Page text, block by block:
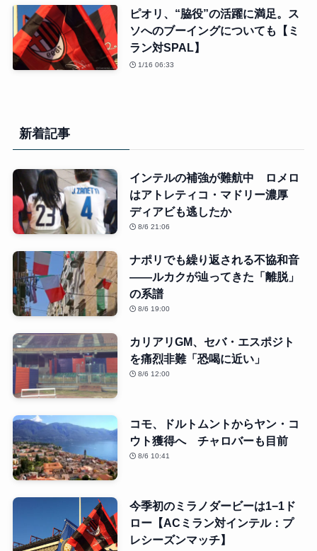
ピオリ、“脇役”の活躍に満足。ス
ソへのブーイングについても【ミ
ラン対SPAL】
1/16 06:33
新着記事
インテルの補強が難航中 ロメロ
はアトレティコ・マドリー濃厚
ディアビも逃したか
8/6 21:06
ナポリでも繰り返される不協和音
――ルカクが辿ってきた「離脱」
の系譜
8/6 19:00
カリアリGM、セバ・エスポジト
を痛烈非難「恐喝に近い」
8/6 12:00
コモ、ドルトムントからヤン・コ
ウト獲得へ チャロバーも目前
8/6 10:41
今季初のミラノダービーは1−1ド
ロー【ACミラン対インテル：プ
レシーズンマッチ】